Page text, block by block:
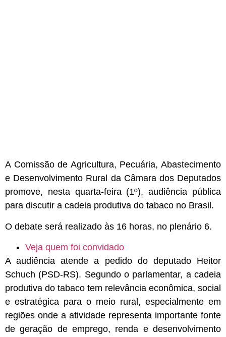
A Comissão de Agricultura, Pecuária, Abastecimento
e Desenvolvimento Rural da Câmara dos Deputados
promove, nesta quarta-feira (1º), audiência pública
para discutir a cadeia produtiva do tabaco no Brasil.
O debate será realizado às 16 horas, no plenário 6.
Veja quem foi convidado
A audiência atende a pedido do deputado Heitor
Schuch (PSD-RS). Segundo o parlamentar, a cadeia
produtiva do tabaco tem relevância econômica, social
e estratégica para o meio rural, especialmente em
regiões onde a atividade representa importante fonte
de geração de emprego, renda e desenvolvimento